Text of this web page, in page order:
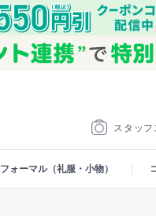
スタッ
フォーマル（礼服・小物）